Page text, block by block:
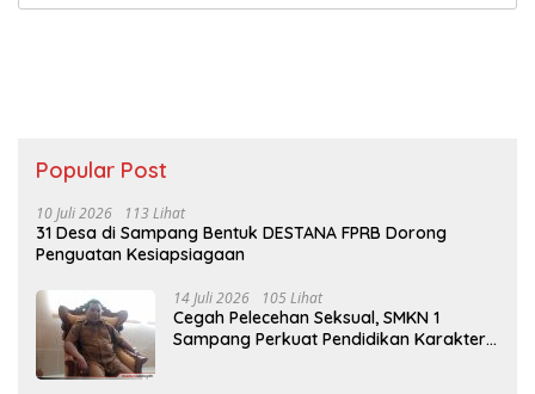
Popular Post
10 Juli 2026 113 Lihat
31 Desa di Sampang Bentuk DESTANA FPRB Dorong
Penguatan Kesiapsiagaan
14 Juli 2026 105 Lihat
Cegah Pelecehan Seksual, SMKN 1
Sampang Perkuat Pendidikan Karakter